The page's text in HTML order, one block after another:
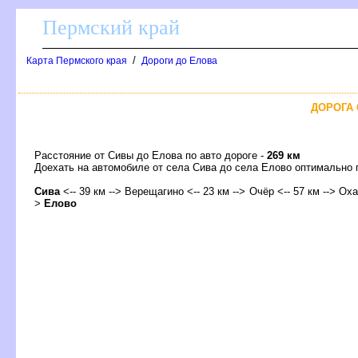
Пермский край
Карта Пермского края / Дороги до Елова
ДОРОГА
Расстояние от Сивы до Елова по авто дороге - 269 км
Доехать на автомобиле от села Сива до села Елово
Сива <-- 39 км --> Верещагино <-- 23 км --> Очёр <-- 57 км -->
> Елово